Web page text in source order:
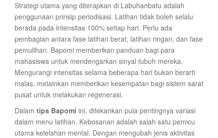
Strategi utama yang diterapkan di Labuhanbatu adalah
penggunaan prinsip periodisasi. Latihan tidak boleh selalu
berada pada intensitas 100% setiap hari. Perlu ada
pembagian antara fase latihan berat, latihan ringan, dan fase
pemulihan. Bapomi memberikan panduan bagi para
mahasiswa untuk mendengarkan sinyal tubuh mereka.
Mengurangi intensitas selama beberapa hari bukan berarti
malas, melainkan memberikan kesempatan bagi sistem saraf
pusat untuk melakukan regenerasi.
Dalam tips Bapomi ini, ditekankan pula pentingnya variasi
dalam menu latihan. Kebosanan adalah salah satu pemicu
utama kelelahan mental. Dengan mengubah jenis aktivitas